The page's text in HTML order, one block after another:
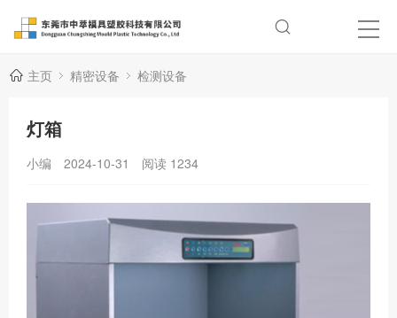
主页 精密设备 检测设备
灯箱
小编 2024-10-31 阅读 1234